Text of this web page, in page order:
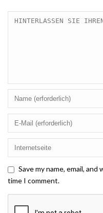
Save my name, email,
time I comment.